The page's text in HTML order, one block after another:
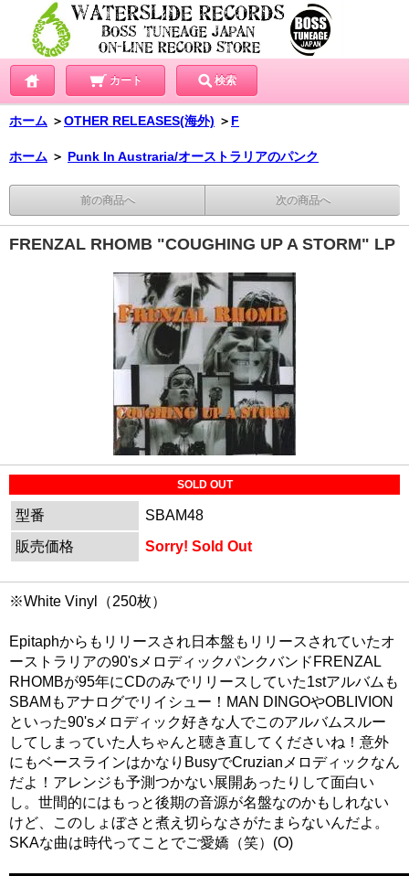
カート 検索
ホーム ＞OTHER RELEASES(海外) ＞ F
ホーム ＞ Punk In Austraria/オーストラリアのパンク
前の商品へ 次の商品へ
FRENZAL RHOMB "COUGHING UP A STORM" LP
SOLD OUT
型番
SBAM48
販売価格
Sorry! Sold Out
※White Vinyl（250枚）
Epitaphからもリリースされ日本盤もリリースされていたオ
ーストラリアの90'sメロディックパンクバンドFRENZAL
RHOMBが95年にCDのみでリリースしていた1stアルバムも
SBAMもアナログでリイシュー！MAN DINGOやOBLIVION
といった90'sメロディック好きな人でこのアルバムスルー
してしまっていた人ちゃんと聴き直してくださいね！意外
にもベースラインはかなりBusyでCruzianメロディックなん
だよ！アレンジも予測つかない展開あったりして面白い
し。世間的にはもっと後期の音源が名盤なのかもしれない
けど、このしょぼさと煮え切らなさがたまらないんだよ。
SKAな曲は時代ってことでご愛嬌（笑）(O)